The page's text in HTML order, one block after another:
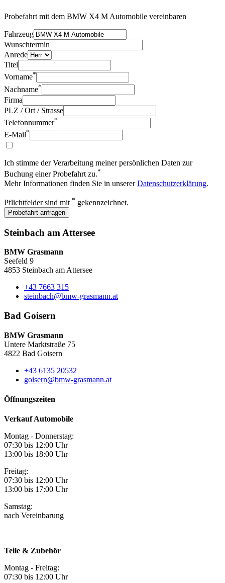
Probefahrt mit dem BMW X4 M Automobile vereinbaren
Fahrzeug
Wunschtermin
Anrede
Titel
Vorname*
Nachname*
Firma
PLZ / Ort / Strasse
Telefonnummer*
E-Mail*
Ich stimme der Verarbeitung meiner persönlichen Daten zur
Buchung einer Probefahrt zu.*
Mehr Informationen finden Sie in unsererDatenschutzerklärung.
Pflichtfelder sind mit * gekennzeichnet.
Probefahrt anfragen
Steinbach am Attersee
BMW Grasmann
Seefeld 9
4853 Steinbach am Attersee
+43 7663 315
steinbach@bmw-grasmann.at
Bad Goisern
BMW Grasmann
Untere Marktstraße 75
4822 Bad Goisern
+43 6135 20532
goisern@bmw-grasmann.at
Öffnungszeiten
Verkauf Automobile
Montag - Donnerstag:
07:30 bis 12:00 Uhr
13:00 bis 18:00 Uhr
Freitag:
07:30 bis 12:00 Uhr
13:00 bis 17:00 Uhr
Samstag:
nach Vereinbarung
Teile & Zubehör
Montag - Freitag:
07:30 bis 12:00 Uhr